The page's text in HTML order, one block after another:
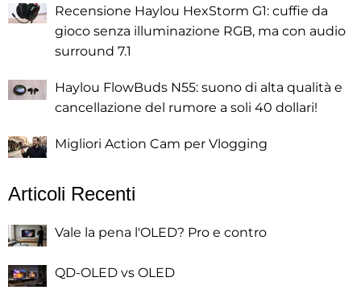
Recensione Haylou HexStorm G1: cuffie da
gioco senza illuminazione RGB, ma con audio
surround 7.1
Haylou FlowBuds N55: suono di alta qualità e
cancellazione del rumore a soli 40 dollari!
Migliori Action Cam per Vlogging
Articoli Recenti
Vale la pena l'OLED? Pro e contro
QD-OLED vs OLED